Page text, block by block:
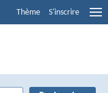
Thème S'inscrire